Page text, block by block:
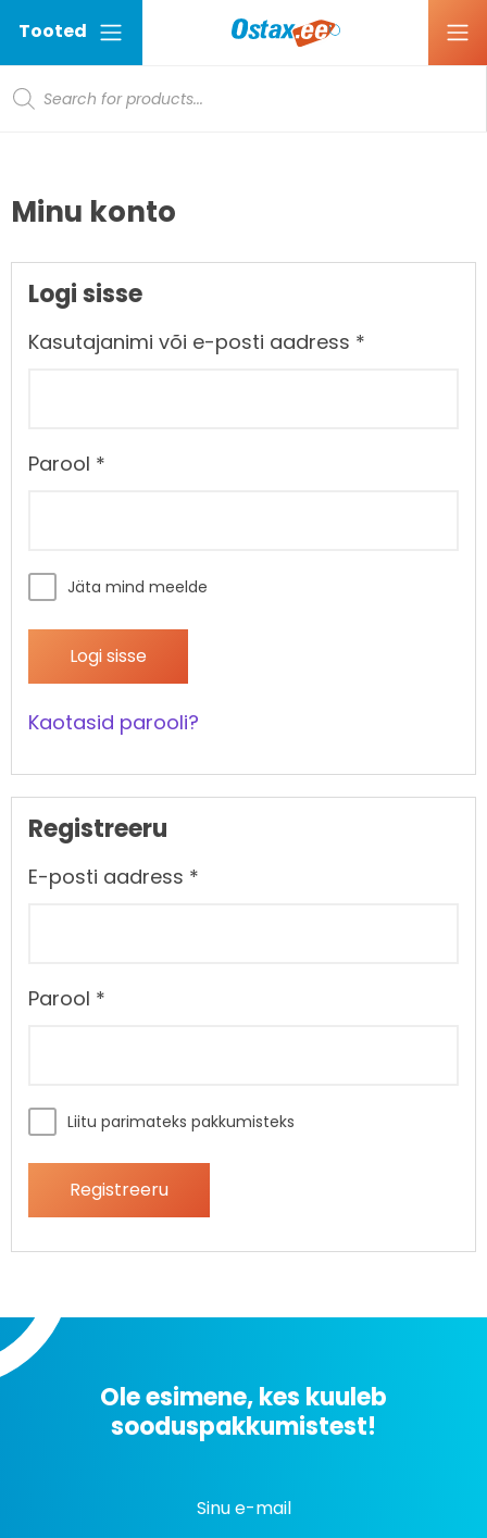
Tooted
Products search
Minu konto
Logi sisse
Kasutajanimi või e-posti aadress *
Parool *
Jäta mind meelde
Logi sisse
Kaotasid parooli?
Registreeru
E-posti aadress *
Parool *
Liitu parimateks pakkumisteks
Registreeru
Uudiskirjaga liitumine
Ole esimene, kes kuuleb
sooduspakkumistest!